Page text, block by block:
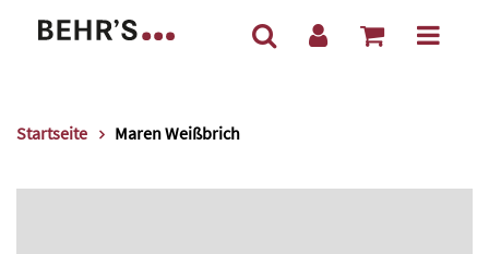
Startseite Maren Weißbrich